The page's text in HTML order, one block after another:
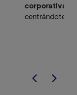
corporativa
centrándote en